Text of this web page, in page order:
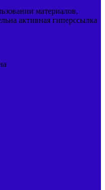
материалов,
активная гиперссылка